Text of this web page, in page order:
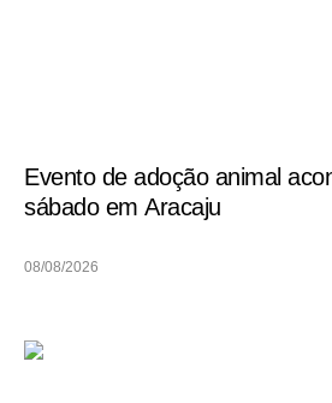
Evento de adoção animal
sábado em Aracaju
08/08/2026